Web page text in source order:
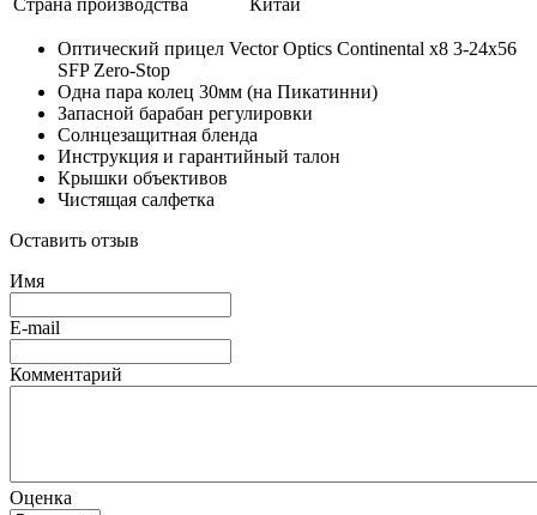
Оптический прицел Vector Optics Continental x8 3‑24x56
SFP Zero‑Stop
Одна пара колец 30мм (на Пикатинни)
Запасной барабан регулировки
Солнцезащитная бленда
Инструкция и гарантийный талон
Крышки объективов
Чистящая салфетка
Оставить отзыв
Имя
E-mail
Комментарий
Оценка